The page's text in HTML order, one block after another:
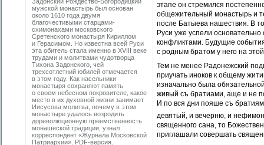
мужской монастырь был основан
около 1610 года двумя
благочестивыми старцами-
схимонахами московского
Сретенского монастыря Кириллом
и Герасимом. Но известна всей Руси
эта обитель стала именно в XVIII веке
трудами и молитвами чудотворца
Тихона Задонского, чей
трехсотлетний юбилей отмечается
в этом году. Как насельники
монастыря сохраняют память
о своем небесном покровителе, какое
место в их духовной жизни занимает
Иисусова молитва, почему в этом
монастыре удалось возродить
дореволюционную преемственность
монашеской традиции, узнал
корреспондент «Журнала Московской
Патриархии». PDF-версия.
этапе он стремился
общежительный монастырь и
после Батыева нашествия. В
Руси уже успели
конфликтами. Будущие
с родным братом у него на
Тем не менее Радонежский
приучать иноков к общему
изначально была
живый съ братиами, аще и не
И по вся дни пояше съ
девятый, и вечерню, и
священного сана, то
приглашали совершать